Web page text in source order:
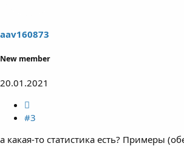
aav160873
New member
20.01.2021
#3
а какая-то статистика есть? Примеры